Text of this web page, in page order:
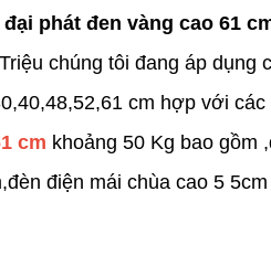
phát đen vàng cao 61
chúng tôi đang áp dụng
cm hợp với
cm khoảng 50 Kg bao gồm
điện mái chùa cao 5